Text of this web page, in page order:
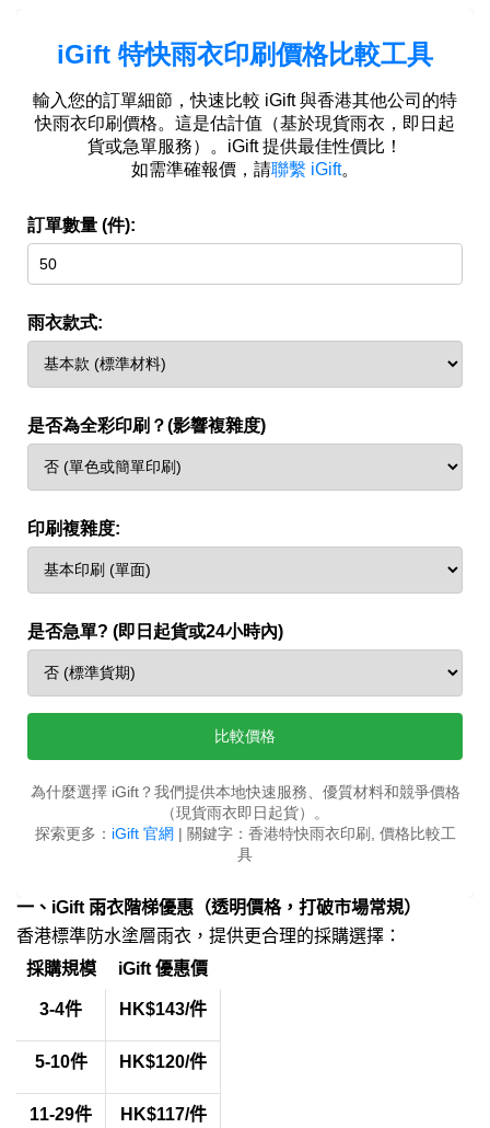
一、iGift 雨衣階梯優惠（透明價格，打破市場常規）
香港標準防水塗層雨衣，提供更合理的採購選擇：
採購規模
iGift 優惠價
3-4件 HK$143/件
5-10件 HK$120/件
11-29件 HK$117/件